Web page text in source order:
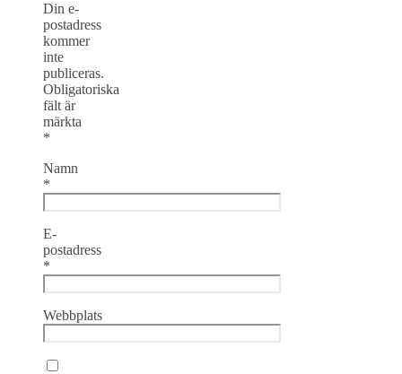
Din e-
postadress
kommer
inte
publiceras.
Obligatoriska
fält är
märkta
*
Namn
*
E-
postadress
*
Webbplats